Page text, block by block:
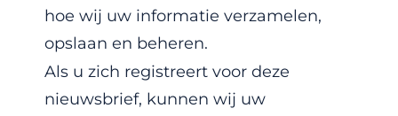
hoe wij uw informatie verzamelen,
opslaan en beheren.
Als u zich registreert voor deze
nieuwsbrief, kunnen wij uw